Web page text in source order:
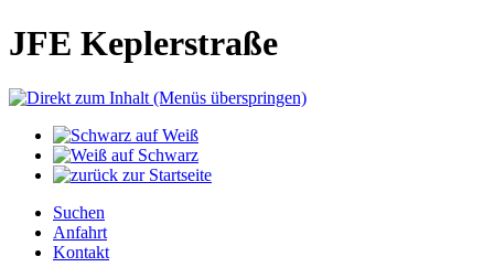
JFE Keplerstraße
Suchen
Anfahrt
Kontakt